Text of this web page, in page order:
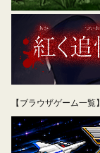
【ブラウザゲーム一覧】